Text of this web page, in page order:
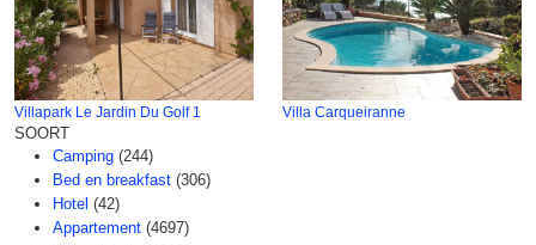
Villapark Le Jardin Du Golf 1 Villa Carqueiranne
SOORT
Camping (244)
Bed en breakfast (306)
Hotel (42)
Appartement (4697)